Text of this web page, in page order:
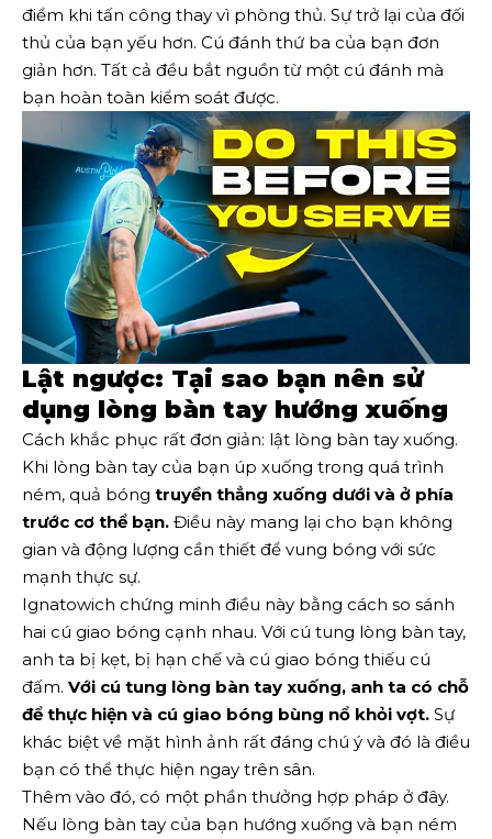
điểm khi tấn công thay vì phòng thủ. Sự trở lại của đối
thủ của bạn yếu hơn. Cú đánh thứ ba của bạn đơn
giản hơn. Tất cả đều bắt nguồn từ một cú đánh mà
bạn hoàn toàn kiểm soát được.
Lật ngược: Tại sao bạn nên sử
dụng lòng bàn tay hướng xuống
Cách khắc phục rất đơn giản: lật lòng bàn tay xuống.
Khi lòng bàn tay của bạn úp xuống trong quá trình
ném, quả bóng truyền thẳng xuống dưới và ở phía
trước cơ thể bạn. Điều này mang lại cho bạn không
gian và động lượng cần thiết để vung bóng với sức
mạnh thực sự.
Ignatowich chứng minh điều này bằng cách so sánh
hai cú giao bóng cạnh nhau. Với cú tung lòng bàn tay,
anh ta bị kẹt, bị hạn chế và cú giao bóng thiếu cú ​​
đấm. Với cú tung lòng bàn tay xuống, anh ta có chỗ
để thực hiện và cú giao bóng bùng nổ khỏi vợt. Sự
khác biệt về mặt hình ảnh rất đáng chú ý và đó là điều
bạn có thể thực hiện ngay trên sân.
Thêm vào đó, có một phần thưởng hợp pháp ở đây.
Nếu lòng bàn tay của bạn hướng xuống và bạn ném